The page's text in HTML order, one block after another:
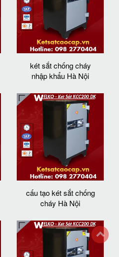
két sắt chống cháy
nhập khẩu Hà Nội
cấu tạo két sắt chống
cháy Hà Nội